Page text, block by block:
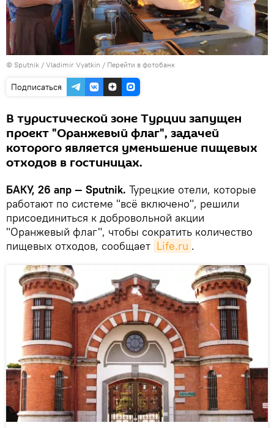
© Sputnik / Vladimir Vyatkin / Перейти в фотобанк
Подписаться
В туристической зоне Турции запущен
проект "Оранжевый флаг", задачей
которого является уменьшение пищевых
отходов в гостиницах.
БАКУ, 26 апр — Sputnik. Турецкие отели, которые
работают по системе "всё включено", решили
присоединиться к добровольной акции
"Оранжевый флаг", чтобы сократить количество
пищевых отходов, сообщает Life.ru .